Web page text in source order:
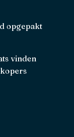
opgepakt
vinden